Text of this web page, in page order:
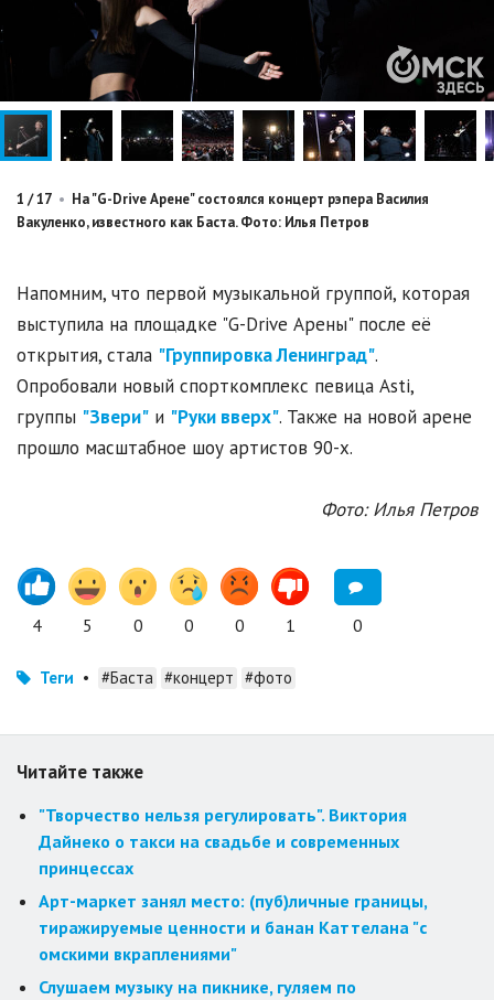
1 /17 • На "G-Drive Арене" состоялся концерт рэпера Василия
Вакуленко, известного как Баста. Фото: Илья Петров
Напомним, что первой музыкальной группой, которая
выступила на площадке "G-Drive Арены" после её
открытия, стала "Группировка Ленинград".
Опробовали новый спорткомплекс певица Asti,
группы "Звери" и "Руки вверх". Также на новой арене
прошло масштабное шоу артистов 90-х.
Фото: Илья Петров
4 5 0 0 0 1 0
Теги • #Баста #концерт #фото
Читайте также
"Творчество нельзя регулировать". Виктория
Дайнеко о такси на свадьбе и современных
принцессах
Арт-маркет занял место: (пуб)личные границы,
тиражируемые ценности и банан Каттелана "с
омскими вкраплениями"
Слушаем музыку на пикнике, гуляем по